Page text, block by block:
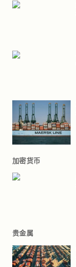
加密货币
贵金属